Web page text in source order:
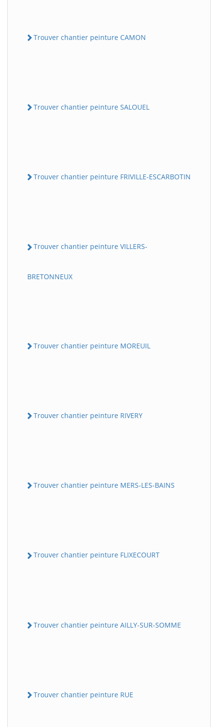
Trouver chantier peinture CAMON
Trouver chantier peinture SALOUEL
Trouver chantier peinture FRIVILLE-ESCARBOTIN
Trouver chantier peinture VILLERS-
BRETONNEUX
Trouver chantier peinture MOREUIL
Trouver chantier peinture RIVERY
Trouver chantier peinture MERS-LES-BAINS
Trouver chantier peinture FLIXECOURT
Trouver chantier peinture AILLY-SUR-SOMME
Trouver chantier peinture RUE